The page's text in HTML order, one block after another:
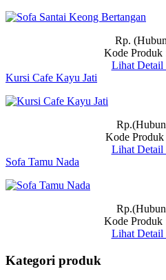
Rp.
Kode Produk
Lihat Detail
Kursi Cafe Kayu Jati
Kode Produk
Lihat Detail
Sofa Tamu Nada
Kode Produk
Lihat Detail
Kategori produk